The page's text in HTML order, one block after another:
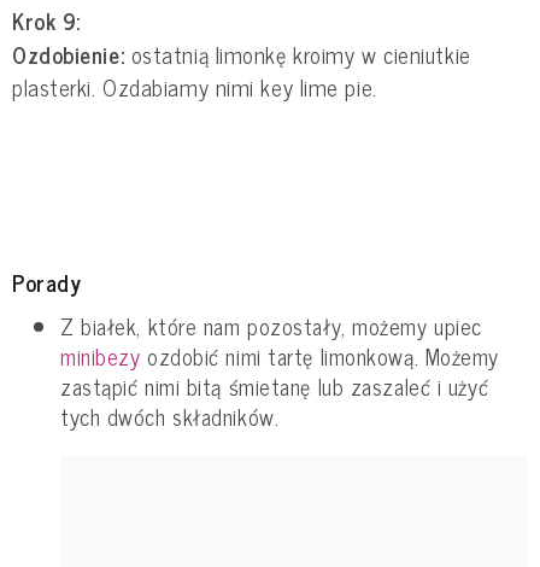
Krok 9:
Ozdobienie: ostatnią limonkę kroimy w cieniutkie
plasterki. Ozdabiamy nimi key lime pie.
Porady
Z białek, które nam pozostały, możemy upiec
minibezy ozdobić nimi tartę limonkową. Możemy
zastąpić nimi bitą śmietanę lub zaszaleć i użyć
tych dwóch składników.